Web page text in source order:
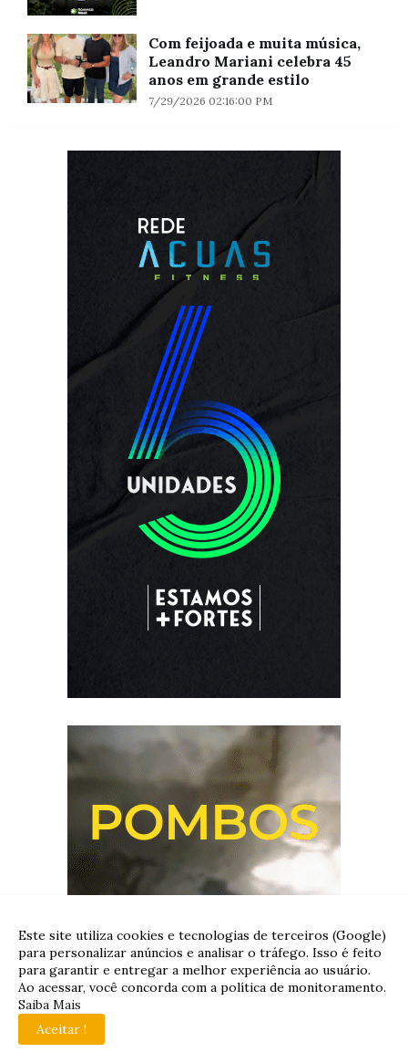
Com feijoada e muita música,
Leandro Mariani celebra 45
anos em grande estilo
7/29/2026 02:16:00 PM
Este site utiliza cookies e tecnologias de terceiros (Google)
para personalizar anúncios e analisar o tráfego. Isso é feito
para garantir e entregar a melhor experiência ao usuário.
Ao acessar, você concorda com a política de monitoramento.
Saiba Mais
Aceitar !